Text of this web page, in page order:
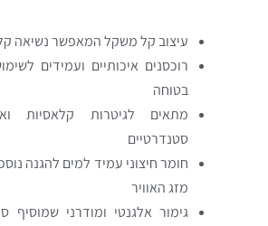
עיצוב קל משקל המאפשר נשיאה
רוכסנים איכותיים ועמידים
בטוחה
מתאים לגיטרות קלאסיות
סטנדרטיים
חומר חיצוני עמיד למים להגנה
מזג האוויר
גימור אלגנטי ומודרני שמוסיף